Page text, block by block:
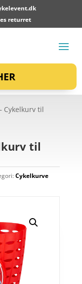
returret
Cykelkurv til
til
Cykelkurve